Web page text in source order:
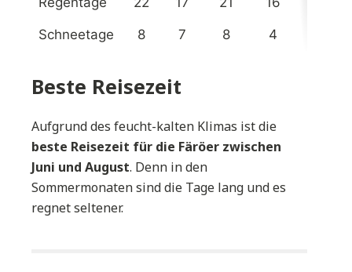
Schneetage 8 7 8 4
Beste Reisezeit
Aufgrund des feucht-kalten Klimas ist die
beste Reisezeit für die Färöer zwischen
Juni und August. Denn in den
Sommermonaten sind die Tage lang und es
regnet seltener.